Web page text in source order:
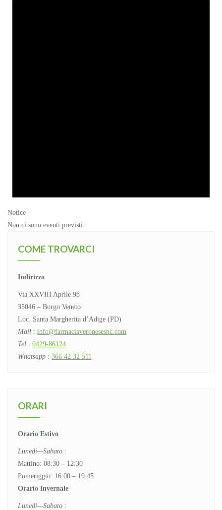
Notice
Non ci sono eventi previsti.
COME TROVARCI
Indirizzo
Via XXVIII Aprile 98
35046 – Borgo Veneto
Loc. Santa Margherita d’Adige (PD)
Mail : info@farmaciaveronesesnc.com
Tel : 0429-86124
Whatsapp : 366 42 32 511
ORARI
Orario Estivo
Lunedì—Sabato :
Mattino: 08:30 – 12:30
Pomeriggio: 16:00 – 19:45
Orario Invernale
Lunedì—Sabato :